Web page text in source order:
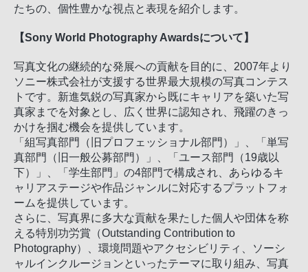
たちの、個性豊かな視点と表現を紹介します。
【Sony World Photography Awardsについて】
写真文化の継続的な発展への貢献を目的に、2007年より
ソニー株式会社が支援する世界最大規模の写真コンテス
トです。新進気鋭の写真家から既にキャリアを築いた写
真家までを対象とし、広く世界に認知され、飛躍のきっ
かけを掴む機会を提供しています。
「組写真部門（旧プロフェッショナル部門）」、「単写
真部門（旧一般公募部門）」、「ユース部門（19歳以
下）」、「学生部門」の4部門で構成され、あらゆるキ
ャリアステージや作品ジャンルに対応するプラットフォ
ームを提供しています。
さらに、写真界に多大な貢献を果たした個人や団体を称
える特別功労賞（Outstanding Contribution to
Photography）、環境問題やアクセシビリティ、ソーシ
ャルインクルージョンといったテーマに取り組み、写真